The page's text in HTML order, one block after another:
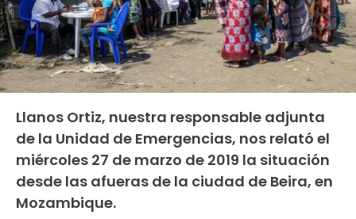
Llanos Ortiz, nuestra responsable adjunta
de la Unidad de Emergencias, nos relató el
miércoles 27 de marzo de 2019 la situación
desde las afueras de la ciudad de Beira, en
Mozambique.